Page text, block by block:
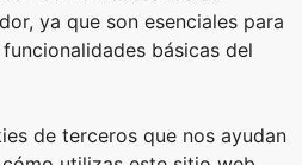
ya que son esenciales para
básicas del
de terceros que nos ayudan